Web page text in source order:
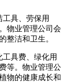
具、劳保用
物业管理公司会
整洁和卫生。
具费、绿化用
等。物业管理公
物的健康成长和